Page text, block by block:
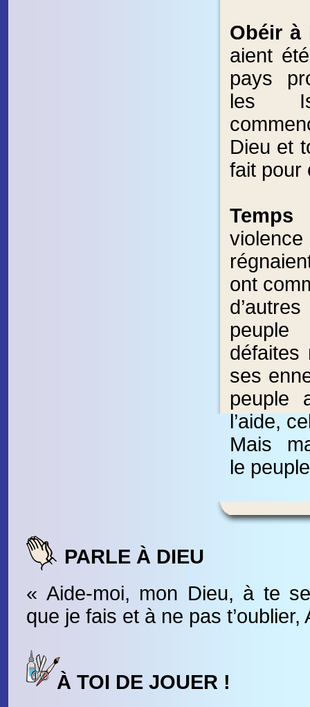
Obéir à
aient
pays
les
Dieu et
fait pour
ont
défaites
ses
peuple
l’aide,
Mais
le
PARLE À DIEU
« Aide-moi, mon Dieu, à te
que je fais et à ne pas t’oublier,
À TOI DE JOUER !